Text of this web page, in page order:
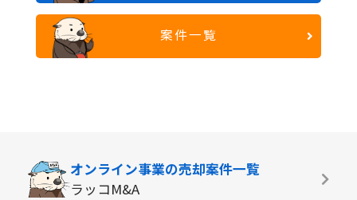
案件一覧
オンライン事業の売却案件一覧
ラッコM&A